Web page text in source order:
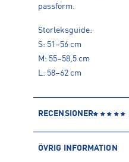
passform.
Storleksguide:
S: 51–56 cm
M: 55–58,5 cm
L: 58–62 cm
RECENSIONER
ÖVRIG INFORMATION